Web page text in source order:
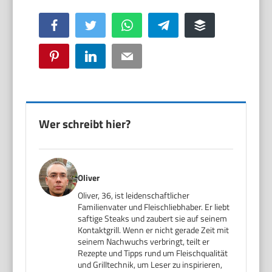
Facebook Twitter WhatsApp Telegram Buffer
Pinterest LinkedIn Email
Wer schreibt hier?
Oliver
Oliver, 36, ist leidenschaftlicher
Familienvater und Fleischliebhaber. Er liebt
saftige Steaks und zaubert sie auf seinem
Kontaktgrill. Wenn er nicht gerade Zeit mit
seinem Nachwuchs verbringt, teilt er
Rezepte und Tipps rund um Fleischqualität
und Grilltechnik, um Leser zu inspirieren,